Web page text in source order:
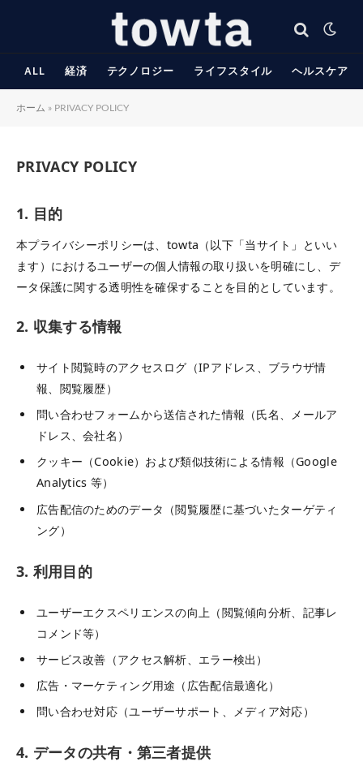
ALL 経済 テクノロジー ライフスタイル ヘルスケア
ホーム » PRIVACY POLICY
PRIVACY POLICY
1. 目的
本プライバシーポリシーは、towta（以下「当サイト」といい
ます）におけるユーザーの個人情報の取り扱いを明確にし、デ
ータ保護に関する透明性を確保することを目的としています。
2. 収集する情報
サイト閲覧時のアクセスログ（IPアドレス、ブラウザ情
報、閲覧履歴）
問い合わせフォームから送信された情報（氏名、メールア
ドレス、会社名）
クッキー（Cookie）および類似技術による情報（Google
Analytics 等）
広告配信のためのデータ（閲覧履歴に基づいたターゲティ
ング）
3. 利用目的
ユーザーエクスペリエンスの向上（閲覧傾向分析、記事レ
コメンド等）
サービス改善（アクセス解析、エラー検出）
広告・マーケティング用途（広告配信最適化）
問い合わせ対応（ユーザーサポート、メディア対応）
4. データの共有・第三者提供